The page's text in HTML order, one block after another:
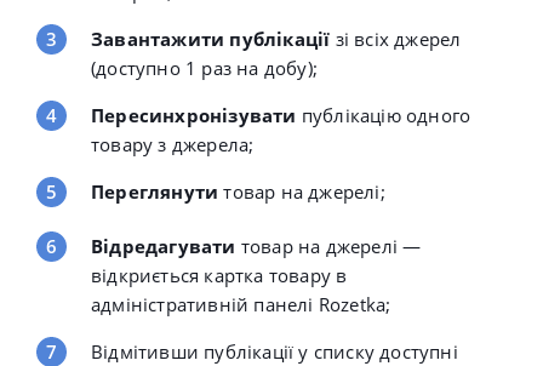
Завантажити публікації зі всіх джерел
(доступно 1 раз на добу);
Пересинхронізувати публікацію одного
товару з джерела;
Переглянути товар на джерелі;
Відредагувати товар на джерелі —
відкриється картка товару в
адміністративній панелі Rozetka;
Відмітивши публікації у списку доступні